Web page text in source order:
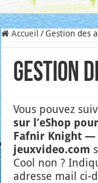
Accueil / Gestion des
Gestion
Vous pou­vez
sur l’e­Shop
Faf­nir Knight
jeuxvideo.com
Cool non ?
adresse mail ci-